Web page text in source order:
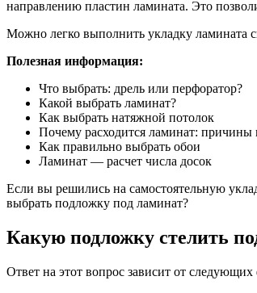
направлению пластин ламината. Это
Можно легко выполнить укладку ламината
Полезная информация:
Что выбрать: дрель или перфоратор?
Какой выбрать ламинат?
Как выбрать натяжной потолок
Почему расходится ламинат: причины
Как правильно выбрать обои
Ламинат — расчет числа досок
Если вы решились на самостоятельную
выбрать подложку под ламинат?
Какую подложку стелить
Ответ на этот вопрос зависит от следующих